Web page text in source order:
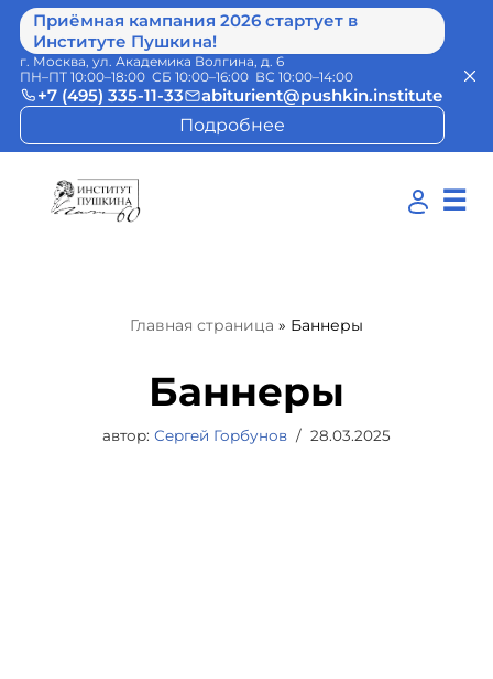
Приёмная кампания 2026 стартует в
Институте Пушкина!
г. Москва, ул. Академика Волгина, д. 6
ПН–ПТ 10:00–18:00 СБ 10:00–16:00 ВС 10:00–14:00
+7 (495) 335-11-33
abiturient@pushkin.institute
Подробнее
☰
Главная страница » Баннеры
Баннеры
автор: Сергей Горбунов 28.03.2025